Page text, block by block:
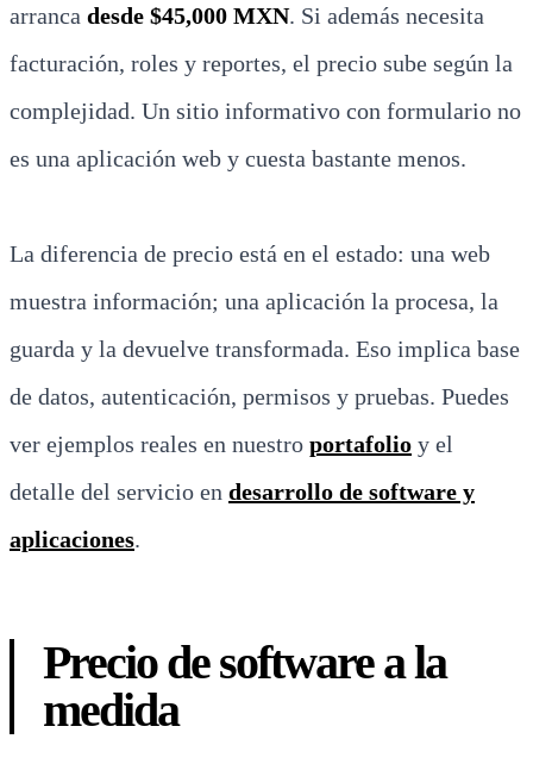
arranca desde $45,000 MXN. Si además necesita
facturación, roles y reportes, el precio sube según la
complejidad. Un sitio informativo con formulario no
es una aplicación web y cuesta bastante menos.
La diferencia de precio está en el estado: una web
muestra información; una aplicación la procesa, la
guarda y la devuelve transformada. Eso implica base
de datos, autenticación, permisos y pruebas. Puedes
ver ejemplos reales en nuestro portafolio y el
detalle del servicio en desarrollo de software y
aplicaciones.
Precio de software a la
medida